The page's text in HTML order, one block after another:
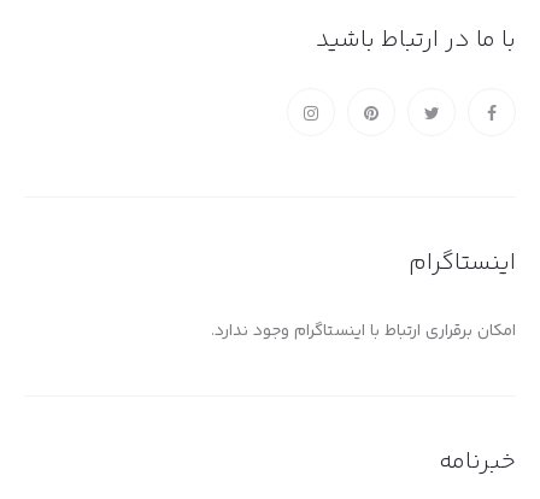
با ما در ارتباط باشید
اینستاگرام
امکان برقراری ارتباط با اینستاگرام وجود ندارد.
خبرنامه